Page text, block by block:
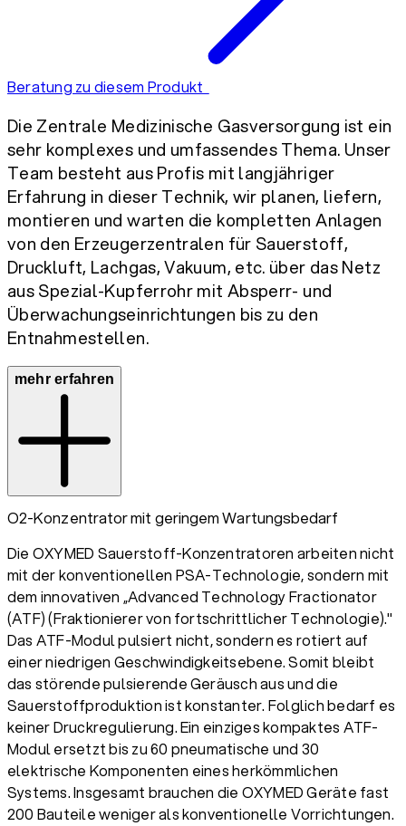
Beratung zu diesem Produkt
Die Zentrale Medizinische Gasversorgung ist ein
sehr komplexes und umfassendes Thema. Unser
Team besteht aus Profis mit langjähriger
Erfahrung in dieser Technik, wir planen, liefern,
montieren und warten die kompletten Anlagen
von den Erzeugerzentralen für Sauerstoff,
Druckluft, Lachgas, Vakuum, etc. über das Netz
aus Spezial-Kupferrohr mit Absperr- und
Überwachungseinrichtungen bis zu den
Entnahmestellen.
mehr erfahren
O2-Konzentrator mit geringem Wartungsbedarf
Die OXYMED Sauerstoff-Konzentratoren arbeiten nicht
mit der konventionellen PSA-Technologie, sondern mit
dem innovativen „Advanced Technology Fractionator
(ATF) (Fraktionierer von fortschrittlicher Technologie)."
Das ATF-Modul pulsiert nicht, sondern es rotiert auf
einer niedrigen Geschwindigkeitsebene. Somit bleibt
das störende pulsierende Geräusch aus und die
Sauerstoffproduktion ist konstanter. Folglich bedarf es
keiner Druckregulierung. Ein einziges kompaktes ATF-
Modul ersetzt bis zu 60 pneumatische und 30
elektrische Komponenten eines herkömmlichen
Systems. Insgesamt brauchen die OXYMED Geräte fast
200 Bauteile weniger als konventionelle Vorrichtungen.